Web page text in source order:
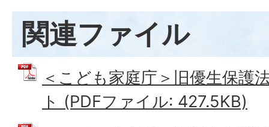
関連ファイル
＜こども家庭庁＞旧優生保護
ト (PDFファイル: 427.5KB)